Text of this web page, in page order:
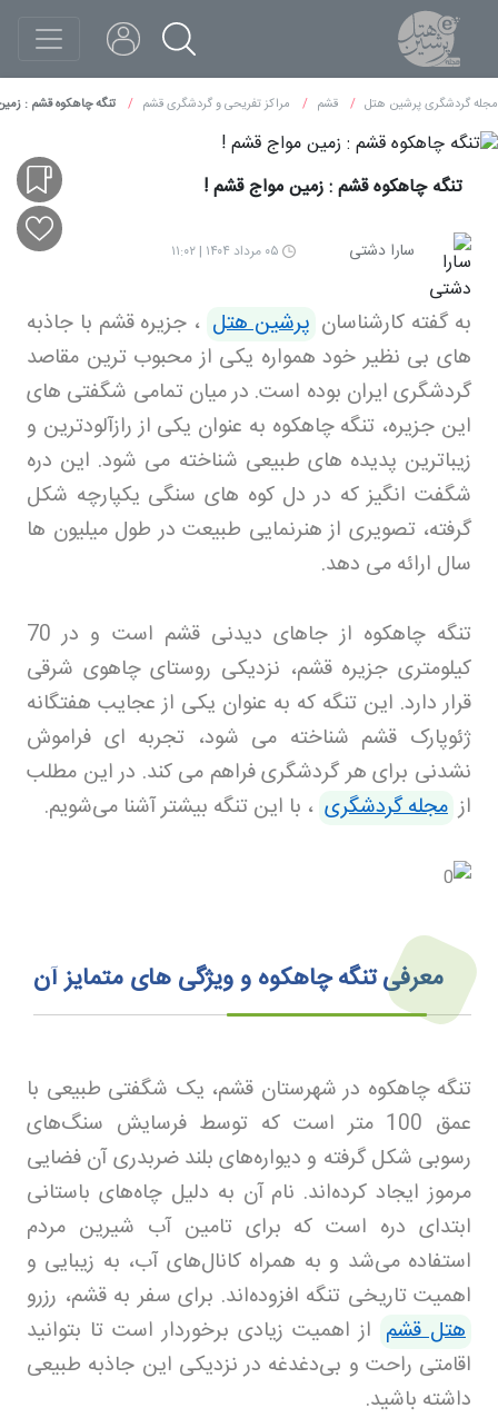
مجله گردشگری پرشین هتل قشم مراکز تفریحی و گردشگری قشم تنگه چاهکوه قشم :
تنگه چاهکوه قشم : زمین مواج قشم !
سارا دشتی ۰۵ مرداد ۱۴۰۴ | ۱۱:۰۲
به گفته کارشناسان پرشین هتل ، جزیره قشم با جاذبه‌
های بی نظیر خود همواره یکی از محبوب‌ ترین مقاصد
گردشگری ایران بوده است. در میان تمامی شگفتی‌ های
این جزیره، تنگه چاهکوه به عنوان یکی از رازآلودترین و
زیباترین پدیده‌ های طبیعی شناخته می‌ شود. این دره
شگفت‌ انگیز که در دل کوه‌ های سنگی یکپارچه شکل
گرفته، تصویری از هنرنمایی طبیعت در طول میلیون‌ ها
سال ارائه می‌ دهد.
تنگه چاهکوه از جاهای دیدنی قشم است و در 70
کیلومتری جزیره قشم، نزدیکی روستای چاهوی شرقی
قرار دارد. این تنگه که به عنوان یکی از عجایب هفتگانه
ژئوپارک قشم شناخته می‌ شود، تجربه‌ ای فراموش‌
نشدنی برای هر گردشگری فراهم می‌ کند. در این مطلب
از مجله گردشگری ، با این تنگه بیشتر آشنا می‌شویم.
معرفی تنگه چاهکوه و ویژگی‌ های متمایز آن
تنگه چاهکوه در شهرستان قشم، یک شگفتی طبیعی با
عمق 100 متر است که توسط فرسایش سنگ‌های
رسوبی شکل گرفته و دیواره‌های بلند ضربدری آن فضایی
مرموز ایجاد کرده‌اند. نام آن به دلیل چاه‌های باستانی
ابتدای دره است که برای تامین آب شیرین مردم
استفاده می‌شد و به همراه کانال‌های آب، به زیبایی و
اهمیت تاریخی تنگه افزوده‌اند. برای سفر به قشم، رزرو
هتل قشم از اهمیت زیادی برخوردار است تا بتوانید
اقامتی راحت و بی‌دغدغه در نزدیکی این جاذبه طبیعی
داشته باشید.